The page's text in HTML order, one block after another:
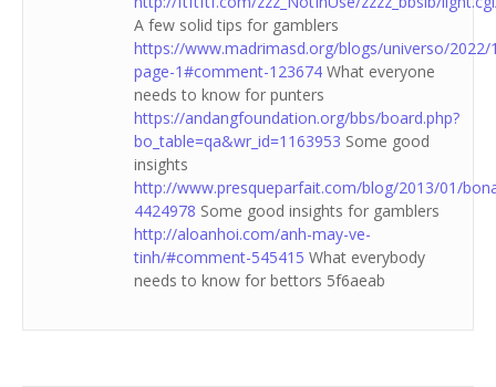
A few solid tips for gamblers
https://www.madrimasd.org/blogs/universo/
page-1#comment-123674 What everyone
needs to know for punters
https://andangfoundation.org/bbs/board.php?
bo_table=qa&wr_id=1163953 Some good
insights
http://www.presqueparfait.com/blog/2013/01/
4424978 Some good insights for gamblers
http://aloanhoi.com/anh-may-ve-
tinh/#comment-545415 What everybody
needs to know for bettors 5f6aeab